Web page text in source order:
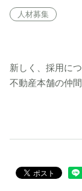
人材募集
新しく、採用に
不動産本舗の仲